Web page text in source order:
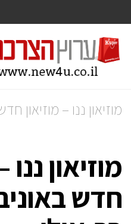
מוזיאון ננו – מוזיאון
מוזיאון ננו
חדש